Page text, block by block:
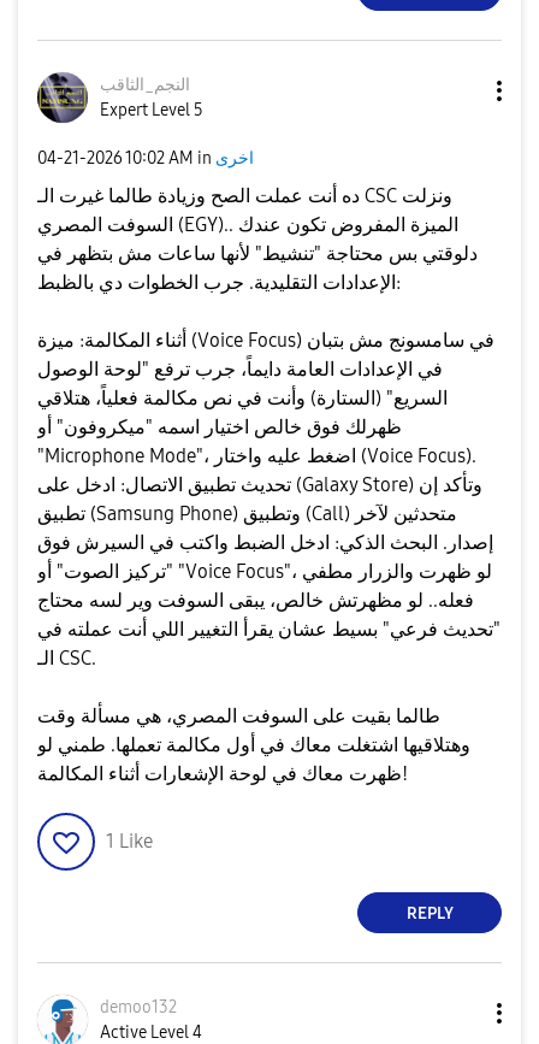
النجم_الثاقب
Expert Level 5
‎04-21-202610:02 AM in اخرى
ده أنت عملت الصح وزيادة طالما غيرت الـ CSC ونزلت
السوفت المصري (EGY).. الميزة المفروض تكون عندك
دلوقتي بس محتاجة "تنشيط" لأنها ساعات مش بتظهر في
الإعدادات التقليدية. جرب الخطوات دي بالظبط:
​أثناء المكالمة: ميزة (Voice Focus) في سامسونج مش بتبان
في الإعدادات العامة دايماً، جرب ترفع "لوحة الوصول
السريع" (الستارة) وأنت في نص مكالمة فعلياً، هتلاقي
ظهرلك فوق خالص اختيار اسمه "ميكروفون" أو
"Microphone Mode"، اضغط عليه واختار (Voice Focus). ​
تحديث تطبيق الاتصال: ادخل على (Galaxy Store) وتأكد إن
تطبيق (Samsung Phone) وتطبيق (Call) متحدثين لآخر
إصدار. ​البحث الذكي: ادخل الضبط واكتب في السيرش فوق
"تركيز الصوت" أو "Voice Focus"، لو ظهرت والزرار مطفي
فعله.. لو مظهرتش خالص، يبقى السوفت وير لسه محتاج
"تحديث فرعي" بسيط عشان يقرأ التغيير اللي أنت عملته في
الـ CSC.
​طالما بقيت على السوفت المصري، هي مسألة وقت
وهتلاقيها اشتغلت معاك في أول مكالمة تعملها. طمني لو
ظهرت معاك في لوحة الإشعارات أثناء المكالمة!
1 Like
REPLY
demoo132
Active Level 4